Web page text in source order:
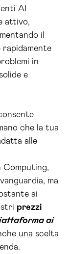
AI
attivo,
il
rapidamente
in
e
che la tua
alle
Computing,
ma
ai
prezzi
ai
una scelta